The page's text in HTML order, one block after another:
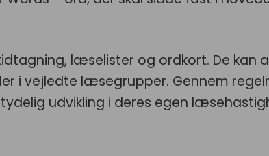
læselister og ordkort. De kan
i vejledte læsegrupper. Gennem
udvikling i deres egen